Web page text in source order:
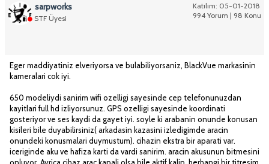
Katılım: 05-01-2018
994 Yorum | 98 Konu
sarpworks
STF Üyesi
Eger maddiyatiniz elveriyorsa ve bulabiliyorsaniz, BlackVue markasinin
kameralari cok iyi.
650 modeliydi sanirim wifi ozelligi sayesinde cep telefonunuzdan
kayitlari full hd izliyorsunuz. GPS ozelligi sayesinde koordinati
gosteriyor ve ses kaydi da gayet iyi. soyle ki arabanin onunde konusan
kisileri bile duyabilirsiniz( arkadasin kazasini izledigimde aracin
onundeki konusmalari duymustum). cihazin ekstra bir aparati var.
iceriginde aku ve hafiza karti da vardi sanirim. aracin akusunun bitmesini